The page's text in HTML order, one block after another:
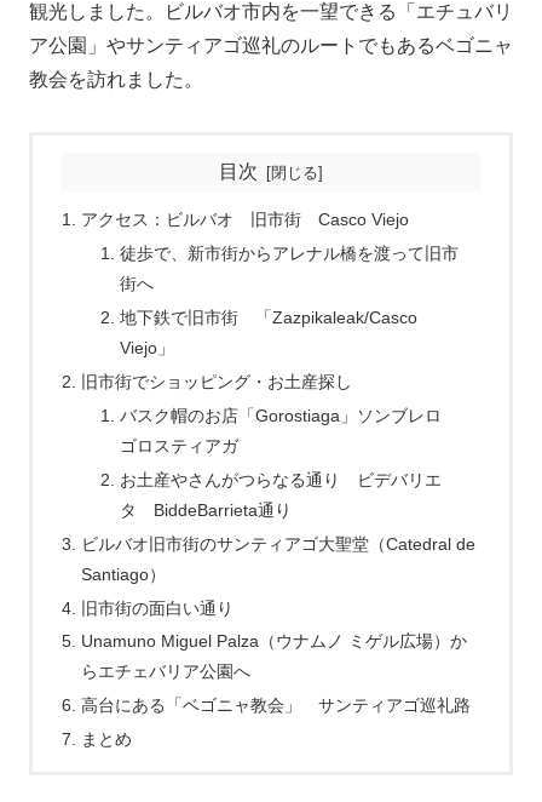
観光しました。ビルバオ市内を一望できる「エチュバリ
ア公園」やサンティアゴ巡礼のルートでもあるベゴニャ
教会を訪れました。
目次
アクセス：ビルバオ 旧市街 Casco Viejo
徒歩で、新市街からアレナル橋を渡って旧市
街へ
地下鉄で旧市街 「Zazpikaleak/Casco
Viejo」
旧市街でショッピング・お土産探し
バスク帽のお店「Gorostiaga」ソンブレロ
ゴロスティアガ
お土産やさんがつらなる通り ビデバリエ
タ BiddeBarrieta通り
ビルバオ旧市街のサンティアゴ大聖堂（Catedral de
Santiago）
旧市街の面白い通り
Unamuno Miguel Palza（ウナムノ ミゲル広場）か
らエチェバリア公園へ
高台にある「ベゴニャ教会」 サンティアゴ巡礼路
まとめ